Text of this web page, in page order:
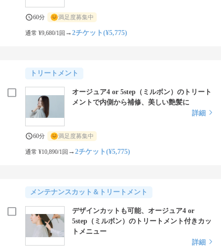
60分 満足度募集中
通常 ¥9,680/1回 →2チケット(¥5,775)
トリートメント
オージュア4 or 5step（ミルボン）のトリート
メントで内側から補修、美しい艶髪に
詳細
60分 満足度募集中
通常 ¥10,890/1回 →2チケット(¥5,775)
メンテナンスカット＆トリートメント
デザインカットも可能、オージュア4 or
5step（ミルボン）のトリートメント付きカッ
トメニュー
詳細